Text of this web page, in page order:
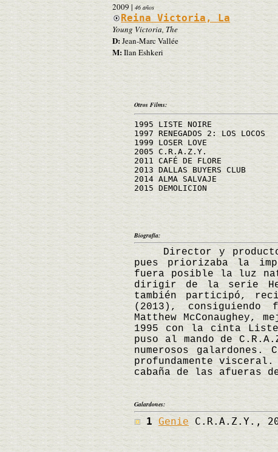
2009 | 46 años
Reina Victoria, La
Young Victoria, The
D:Jean-Marc Vallée
M:Ilan Eshkeri
Otros Films:
1995 LISTE NOIRE
1997 RENEGADOS 2: LOS LOCOS
1999 LOSER LOVE
2005 C.R.A.Z.Y.
2011 CAFÉ DE FLORE
2013 DALLAS BUYERS CLUB
2014 ALMA SALVAJE
2015 DEMOLICION
Biografía:
Director y productor
pues priorizaba la
fuera posible la luz
dirigir de la serie
también participó,
(2013),
Matthew
1995 con la cinta
puso al mando de
numerosos
profundamente
cabaña de las afueras
Galardones:
1 Genie C.R.A.Z.Y.,